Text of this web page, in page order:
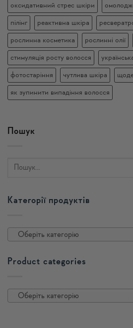
оксидативний стрес шкіри
пілінг реактивна шкіра
рослинна косметика рослинні олії
стимуляція росту волосся
фотостаріння чутлива шкіра
як зупинити випадіння волосся
Пошук
Категорії продуктів
Оберіть категорію
Product categories
Оберіть категорію